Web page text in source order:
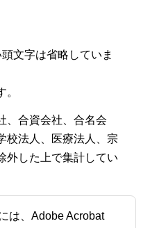
文字は省略していま
、合資会社、合名会
校法人、医療法人、宗
外した上で集計してい
は、Adobe Acrobat